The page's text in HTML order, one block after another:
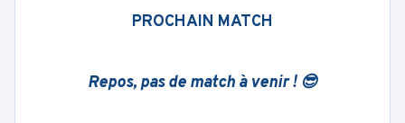
PROCHAIN MATCH
Repos, pas de match à venir ! 😎